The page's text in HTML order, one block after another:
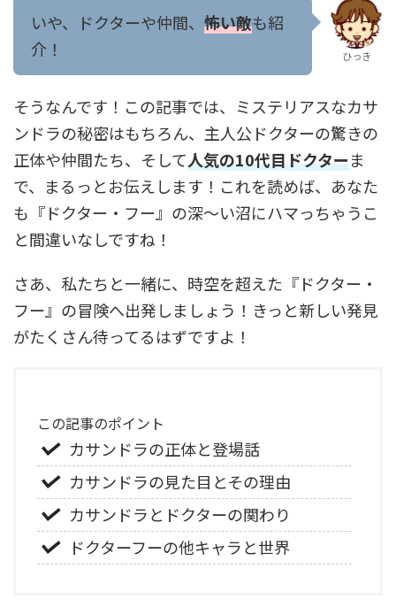
いや、ドクターや仲間、 怖い敵も紹
介！
ひっき
そうなんです！この記事では、ミステリアスなカサ
ンドラの秘密はもちろん、主人公ドクターの驚きの
正体や仲間たち、そして人気の10代目ドクターま
で、まるっとお伝えします！これを読めば、あなた
も『ドクター・フー』の深〜い沼にハマっちゃうこ
と間違いなしですね！
さあ、私たちと一緒に、時空を超えた『ドクター・
フー』の冒険へ出発しましょう！きっと新しい発見
がたくさん待ってるはずですよ！
この記事のポイント
カサンドラの正体と登場話
カサンドラの見た目とその理由
カサンドラとドクターの関わり
ドクターフーの他キャラと世界